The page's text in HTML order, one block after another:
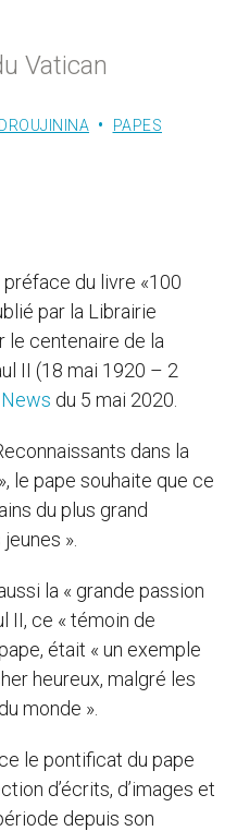
Vatican
PAPES
du livre «100
par la Librairie
le centenaire de la
II (18 mai 1920 – 2
du 5 mai 2020.
dans la
le pape souhaite que ce
du plus grand
».
la « grande passion
II, ce « témoin de
était « un exemple
heureux, malgré les
monde ».
le pontificat du pape
d’écrits, d’images et
depuis son